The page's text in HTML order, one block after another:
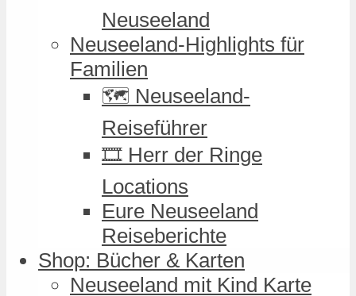
Neuseeland
Neuseeland-Highlights für
Familien
🗺️ Neuseeland-
Reiseführer
🎞️ Herr der Ringe
Locations
Eure Neuseeland
Reiseberichte
Shop: Bücher & Karten
Neuseeland mit Kind Karte